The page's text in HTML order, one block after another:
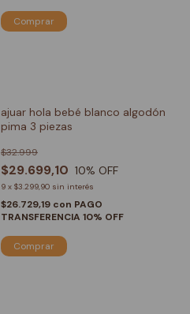
Comprar
ajuar hola bebé blanco algodón
pima 3 piezas
$29.699,10
$32.999
10% OFF
9 x $3.299,90 sin interés
$26.729,19 con PAGO
TRANSFERENCIA 10% OFF
Comprar